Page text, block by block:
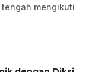
mengikuti